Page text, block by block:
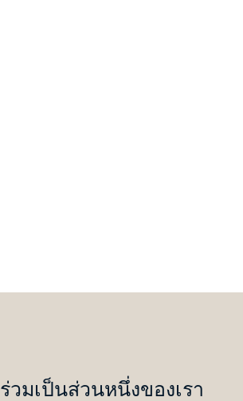
ร่วมเป็นส่วนหนึ่งของเรา